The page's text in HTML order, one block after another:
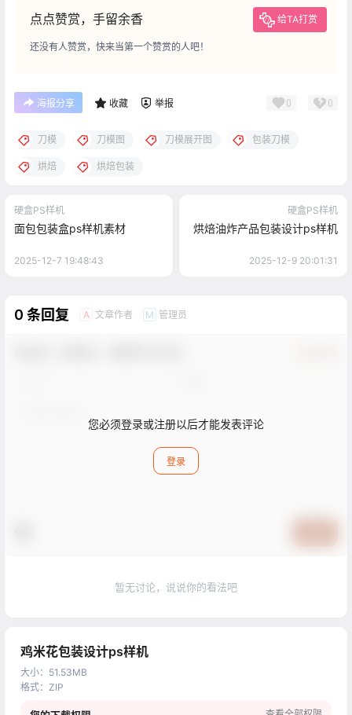
点点赞赏，手留余香 给TA打赏
还没有人赞赏，快来当第一个赞赏的人吧！
海报分享 收藏 举报 0 0
刀模 刀模图 刀模展开图 包装刀模
烘焙 烘焙包装
硬盒PS样机
面包包装盒ps样机素材
2025-12-7 19:48:43
硬盒PS样机
烘焙油炸产品包装设计ps样机
2025-12-9 20:01:31
0 条回复 A 文章作者 M 管理员
您必须登录或注册以后才能发表评论
登录
暂无讨论，说说你的看法吧
鸡米花包装设计ps样机
大小： 51.53MB
格式： ZIP